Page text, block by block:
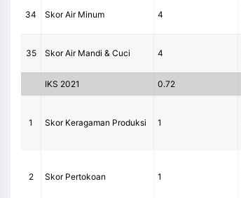
34 Skor Air Minum 4
35 Skor Air Mandi & Cuci 4
IKS 2021 0.72
1 Skor Keragaman Produksi 1
2 Skor Pertokoan 1